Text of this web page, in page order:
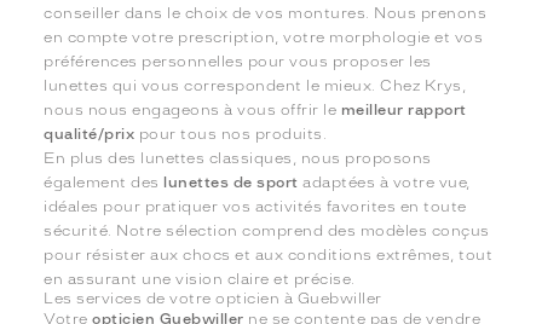
conseiller dans le choix de vos montures. Nous prenons
en compte votre prescription, votre morphologie et vos
préférences personnelles pour vous proposer les
lunettes qui vous correspondent le mieux. Chez Krys,
nous nous engageons à vous offrir le meilleur rapport
qualité/prix pour tous nos produits.
En plus des lunettes classiques, nous proposons
également des
lunettes de sport adaptées à votre vue,
idéales pour pratiquer vos activités favorites en toute
sécurité. Notre sélection comprend des modèles conçus
pour résister aux chocs et aux conditions extrêmes, tout
en assurant une vision claire et précise.
Les services de votre opticien à Guebwiller
Votreopticien Guebwiller ne se contente pas de vendre